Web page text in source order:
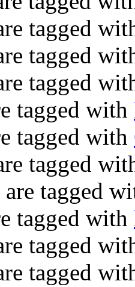
tagged
tagged
tagged
tagged with
tagged with
tagged
are tagged
tagged with
tagged
tagged